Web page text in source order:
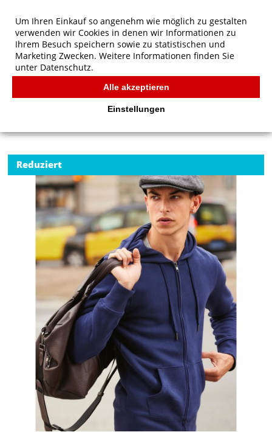
B&C KING Zipped Hood
Reduziert
Um Ihren Einkauf so angenehm wie möglich zu gestalten
verwenden wir Cookies in denen wir Informationen zu
Ihrem Besuch speichern sowie zu statistischen und
Marketing Zwecken. Weitere Informationen finden Sie
unter Datenschutz.
Alle akzeptieren
Einstellungen